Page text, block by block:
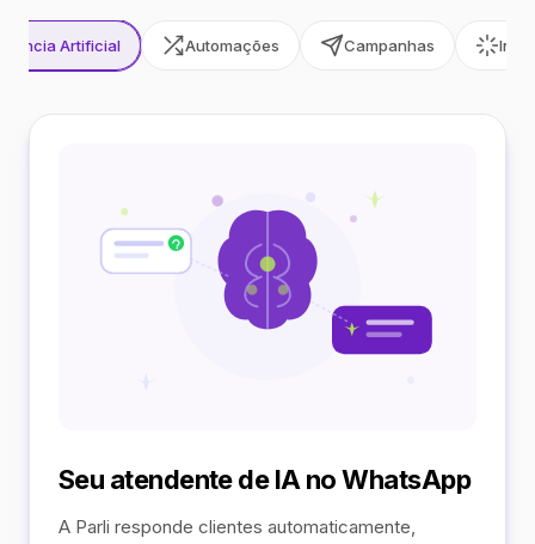
Artificial Automações Campanhas
Seu atendente de IA no WhatsApp
A Parli responde clientes automaticamente,